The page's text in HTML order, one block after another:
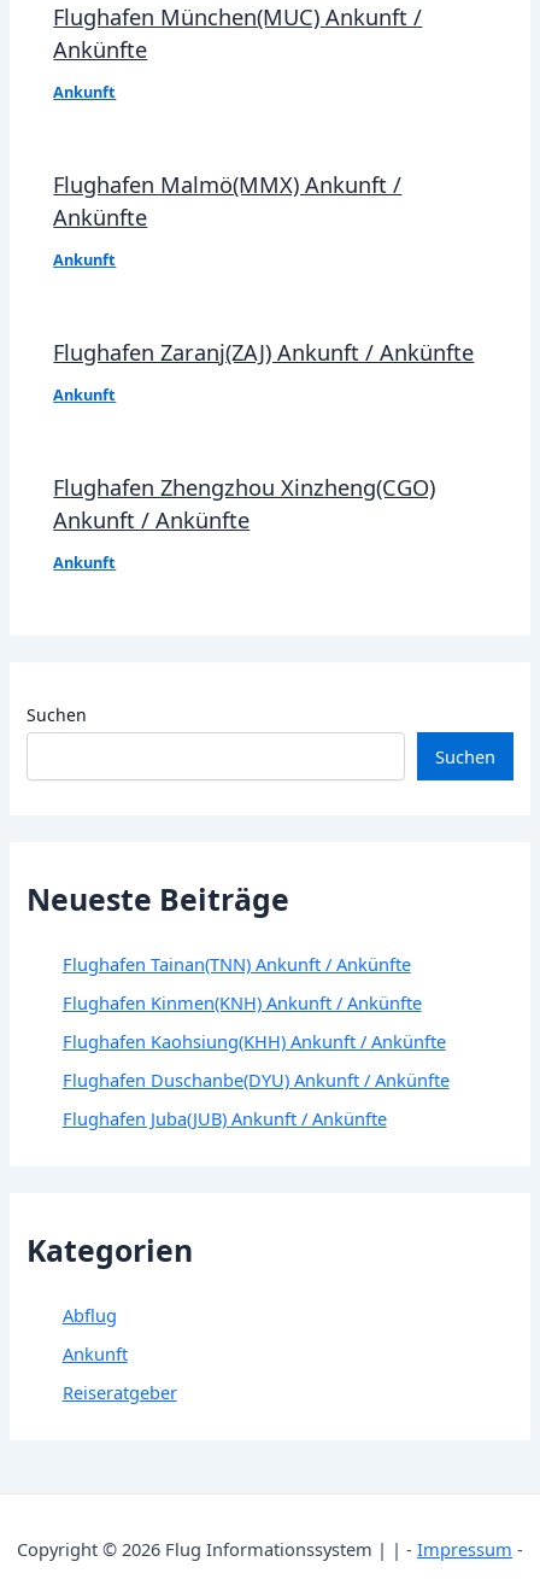
Flughafen München(MUC) Ankunft /
Ankünfte
Ankunft
Flughafen Malmö(MMX) Ankunft /
Ankünfte
Ankunft
Flughafen Zaranj(ZAJ) Ankunft / Ankünfte
Ankunft
Flughafen Zhengzhou Xinzheng(CGO)
Ankunft / Ankünfte
Ankunft
Suchen
Suchen
Neueste Beiträge
Flughafen Tainan(TNN) Ankunft / Ankünfte
Flughafen Kinmen(KNH) Ankunft / Ankünfte
Flughafen Kaohsiung(KHH) Ankunft / Ankünfte
Flughafen Duschanbe(DYU) Ankunft / Ankünfte
Flughafen Juba(JUB) Ankunft / Ankünfte
Kategorien
Abflug
Ankunft
Reiseratgeber
Copyright © 2026 Flug Informationssystem | | - Impressum -